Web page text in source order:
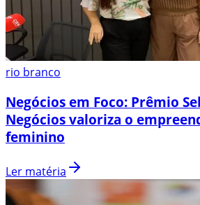
rio branco
Negócios em Foco: Prêmio
Negócios valoriza o
feminino
Ler matéria